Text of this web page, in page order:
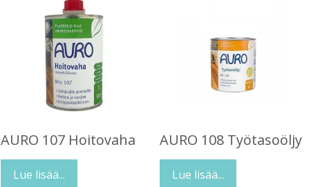
AURO 107 Hoitovaha
Lue lisää...
AURO 108 Työtasoöljy
Lue lisää...